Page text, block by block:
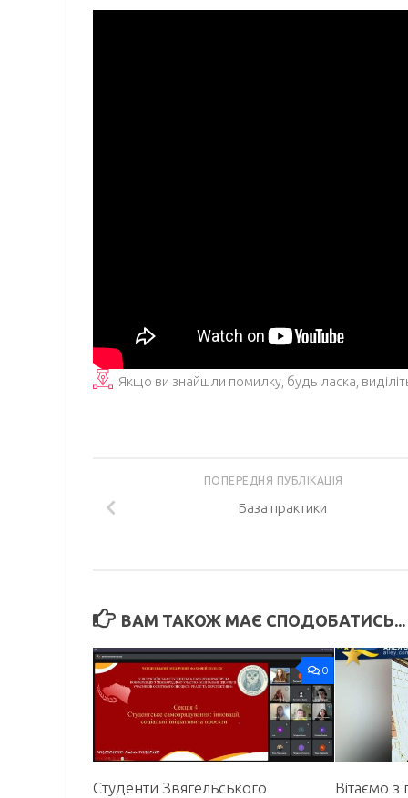
Якщо ви знайшли помилку, будь ласка,
ПОПЕРЕДНЯ ПУБЛІКАЦІЯ
База практики
ВАМ ТАКОЖ МАЄ СПОДОБАТИСЬ...
0
Студенти Звягельського
Вітаємо